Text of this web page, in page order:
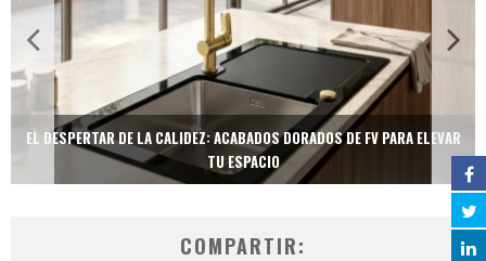
EL DESPERTAR DE LA CALIDEZ: ACABADOS DORADOS DE FV PARA ELEVAR
TU ESPACIO
COMPARTIR: